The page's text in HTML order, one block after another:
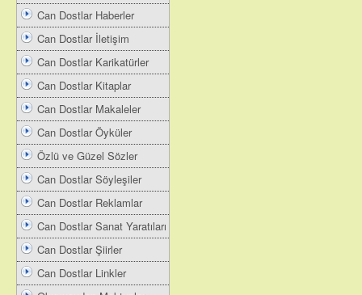
Can Dostlar Haberler
Can Dostlar İletişim
Can Dostlar Karikatürler
Can Dostlar Kitaplar
Can Dostlar Makaleler
Can Dostlar Öyküler
Özlü ve Güzel Sözler
Can Dostlar Söyleşiler
Can Dostlar Reklamlar
Can Dostlar Sanat Yaratıları
Can Dostlar Şiirler
Can Dostlar Linkler